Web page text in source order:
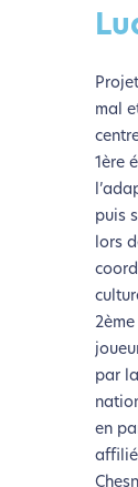
mal
1ère
puis
lors
par
en